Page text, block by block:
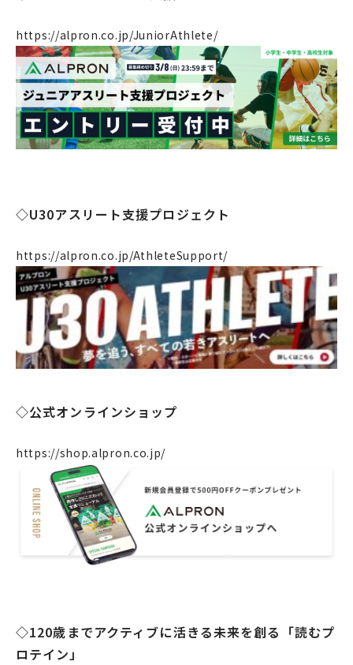
リクルート
法人のお客様
OEM
お問い合わせ
https://alpron.co.jp/JuniorAthlete/
◇U30アスリート支援プロジェクト
https://alpron.co.jp/AthleteSupport/
◇公式オンラインショップ
https://shop.alpron.co.jp/
◇120歳までアクティブに活きる未来を創る「読むプ
ロテイン」